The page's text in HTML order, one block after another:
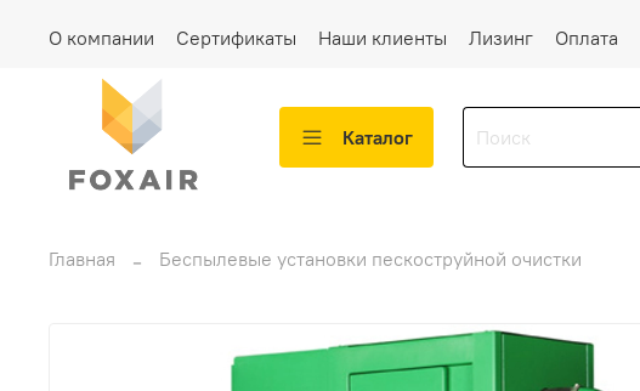
О компании Сертификаты Наши клиенты Лизинг Оплата
Каталог
Главная Беспылевые установки пескоструйной очистки